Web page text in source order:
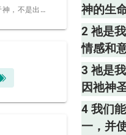
5 这全是出于神，不是出于我们自己，使我们可以在祂里面，而不在自己里面，夸口并夸耀——弗三20～21。
神的生
2 祂是
情感和
3 祂是
因祂神
4 我们
一，并